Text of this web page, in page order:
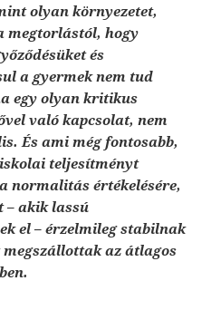
olyan környezetet,
megtorlástól, hogy
és
a gyermek nem tud
egy olyan kritikus
való kapcsolat, nem
És ami még fontosabb,
teljesítményt
normalitás értékelésére,
– akik lassú
el – érzelmileg stabilnak
az átlagos